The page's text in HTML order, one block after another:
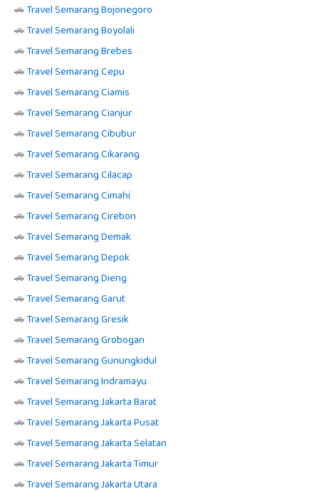
🚗Travel Semarang Bojonegoro
🚗Travel Semarang Boyolali
🚗Travel Semarang Brebes
🚗Travel Semarang Cepu
🚗Travel Semarang Ciamis
🚗Travel Semarang Cianjur
🚗Travel Semarang Cibubur
🚗Travel Semarang Cikarang
🚗Travel Semarang Cilacap
🚗Travel Semarang Cimahi
🚗Travel Semarang Cirebon
🚗Travel Semarang Demak
🚗Travel Semarang Depok
🚗Travel Semarang Dieng
🚗Travel Semarang Garut
🚗Travel Semarang Gresik
🚗Travel Semarang Grobogan
🚗Travel Semarang Gunungkidul
🚗Travel Semarang Indramayu
🚗Travel Semarang Jakarta Barat
🚗Travel Semarang Jakarta Pusat
🚗Travel Semarang Jakarta Selatan
🚗Travel Semarang Jakarta Timur
🚗Travel Semarang Jakarta Utara